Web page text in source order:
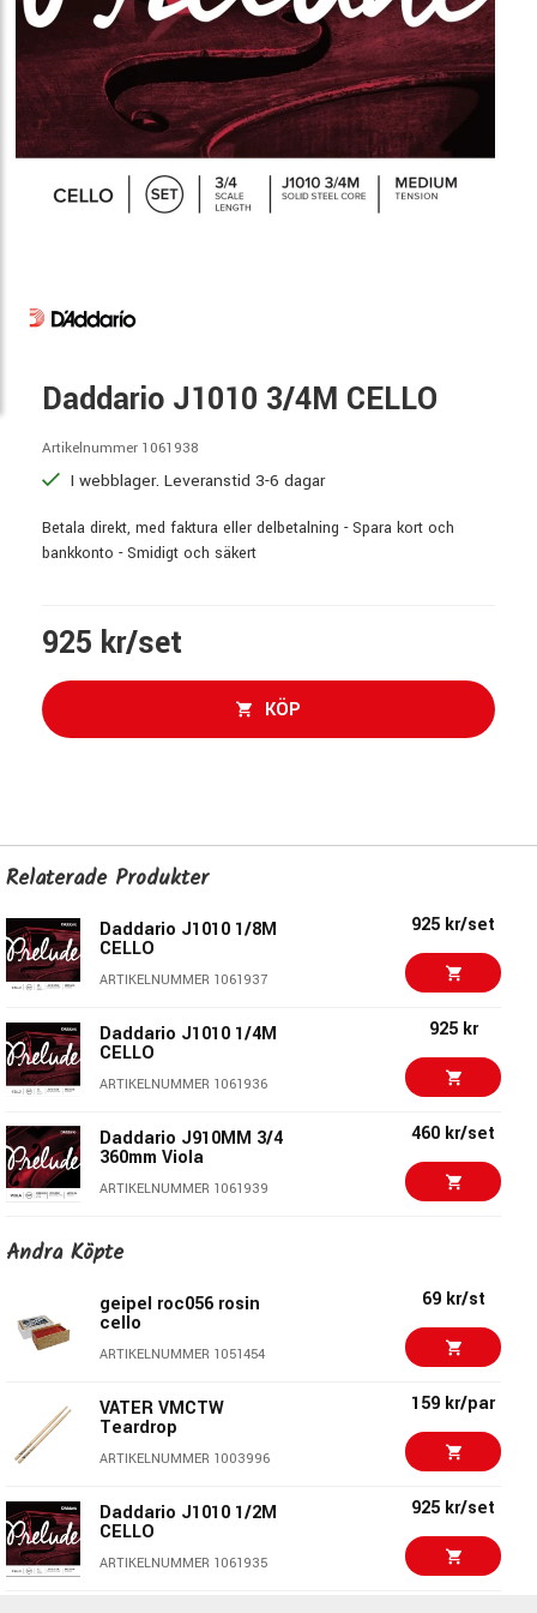
Daddario J1010 3/4M CELLO
Artikelnummer 1061938
I webblager. Leveranstid 3-6 dagar
Betala direkt, med faktura eller delbetalning - Spara kort och
bankkonto - Smidigt och säkert
925 kr/set
KÖP
Relaterade Produkter
Daddario J1010 1/8M
CELLO
ARTIKELNUMMER 1061937
925 kr/set
Daddario J1010 1/4M
CELLO
ARTIKELNUMMER 1061936
925 kr
Daddario J910MM 3/4
360mm Viola
ARTIKELNUMMER 1061939
460 kr/set
Daddario J810 1/2M
VIOLIN
ARTIKELNUMMER 1061942
Daddario J810 1/4M
VIOLIN
ARTIKELNUMMER 1061943
295 kr
Daddario J810 3/4M
VIOLIN
ARTIKELNUMMER 1061945
295 kr
Daddario ECB81M 625 kr/st
Andra Köpte
geipel roc056 rosin
cello
ARTIKELNUMMER 1051454
69 kr/st
VATER VMCTW
Teardrop
ARTIKELNUMMER 1003996
159 kr/par
Daddario J1010 1/2M
CELLO
ARTIKELNUMMER 1061935
925 kr/set